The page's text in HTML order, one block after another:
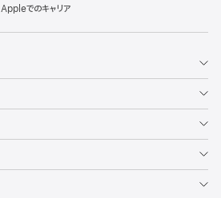
Appleでのキャリア